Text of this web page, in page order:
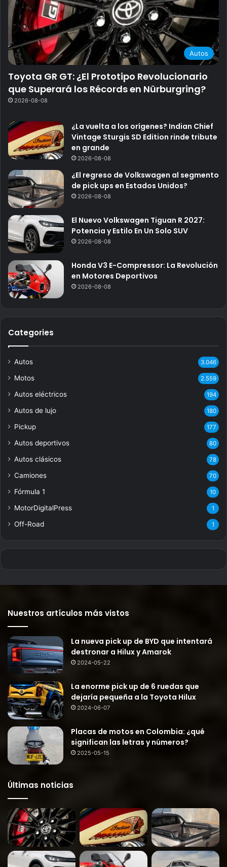
Autos
Toyota GR GT: ¿El Prototipo Revolucionario
que Superará los Récords en Nürburgring?
2026-08-08
¿La vuelta a los orígenes? Indian Chief
Vintage Sturgis SD Edition rinde tribute
en grande
2026-08-08
¿El regreso de Volkswagen al segmento
de pick ups en Estados Unidos?
2026-08-08
El Nuevo Volkswagen Tiguan R 2027:
Potencia y Estilo En Un Solo SUV
2026-08-08
Honda V3 E-Compressor: La Revolución
en Motores Deportivos
2026-08-08
Categories
Autos 3.046
Motos 2.559
Autos eléctricos 194
Autos de lujo 180
Pickup 177
Autos deportivos 80
Autos clásicos 78
Camiones 70
Fórmula 1 10
MotorDigitalPress 1
Off-Road 1
Nuestros artículos más vistos
La nueva pick up de BYD que intentará
destronar a Hilux y Amarok
2024-05-22
La enorme pick up de 6 ruedas que
dejaría pequeña a la Toyota Hilux
2024-06-07
Placas de motos en Colombia: ¿qué
significan las letras y números?
2025-05-15
Últimas noticias